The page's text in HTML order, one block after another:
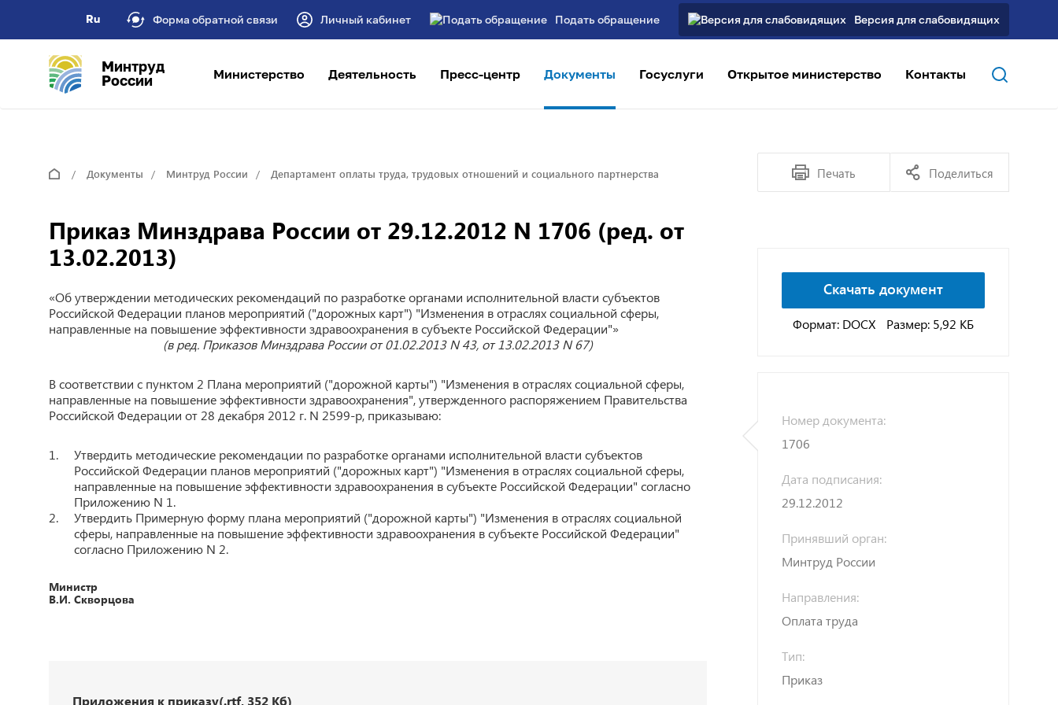
Ru Форма обратной связи Личный кабинет Подать обращение Версия для слабовидящих
Минтруд
России
Министерство Деятельность Пресс-центр Документы Госуслуги Открытое министерство Контакты
Документы Минтруд России Департамент оплаты труда, трудовых отношений и социального партнерства Печать Поделиться
Приказ Минздрава России от 29.12.2012 N 1706 (ред. от
13.02.2013)
«Об утверждении методических рекомендаций по разработке органами исполнительной власти субъектов
Российской Федерации планов мероприятий ("дорожных карт") "Изменения в отраслях социальной сферы,
направленные на повышение эффективности здравоохранения в субъекте Российской Федерации"»
(в ред. Приказов Минздрава России от 01.02.2013 N 43, от 13.02.2013 N 67)
В соответствии с пунктом 2 Плана мероприятий ("дорожной карты") "Изменения в отраслях социальной сферы,
направленные на повышение эффективности здравоохранения", утвержденного распоряжением Правительства
Российской Федерации от 28 декабря 2012 г. N 2599-р, приказываю:
Утвердить методические рекомендации по разработке органами исполнительной власти субъектов
Российской Федерации планов мероприятий ("дорожных карт") "Изменения в отраслях социальной сферы,
направленные на повышение эффективности здравоохранения в субъекте Российской Федерации" согласно
Приложению N 1.
Утвердить Примерную форму плана мероприятий ("дорожной карты") "Изменения в отраслях социальной
сферы, направленные на повышение эффективности здравоохранения в субъекте Российской Федерации"
согласно Приложению N 2.
Министр
В.И. Скворцова
Приложения к приказу(.rtf, 352 Кб)
Скачать документ
Формат: DOCX Размер: 5,92 КБ
Номер документа:
1706
Дата подписания:
29.12.2012
Принявший орган:
Минтруд России
Направления:
Оплата труда
Тип:
Приказ